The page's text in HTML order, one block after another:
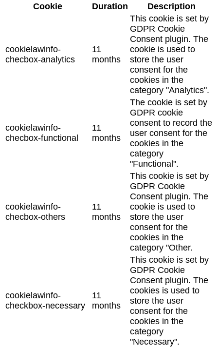
Cookie
Duration Description
cookielawinfo-
checbox-analytics
11
months
This cookie is set by
GDPR Cookie
Consent plugin. The
cookie is used to
store the user
consent for the
cookies in the
category "Analytics".
cookielawinfo-
checbox-functional
11
months
The cookie is set by
GDPR cookie
consent to record the
user consent for the
cookies in the
category
"Functional".
cookielawinfo-
checbox-others
11
months
This cookie is set by
GDPR Cookie
Consent plugin. The
cookie is used to
store the user
consent for the
cookies in the
category "Other.
cookielawinfo-
checkbox-necessary
11
months
This cookie is set by
GDPR Cookie
Consent plugin. The
cookies is used to
store the user
consent for the
cookies in the
category
"Necessary".